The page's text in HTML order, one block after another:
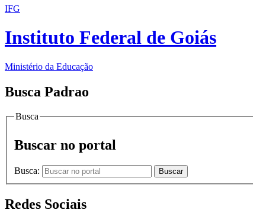
IFG
Instituto Federal de Goiás
Ministério da Educação
Busca Padrao
Busca
Buscar no portal
Busca: Buscar
Redes Sociais